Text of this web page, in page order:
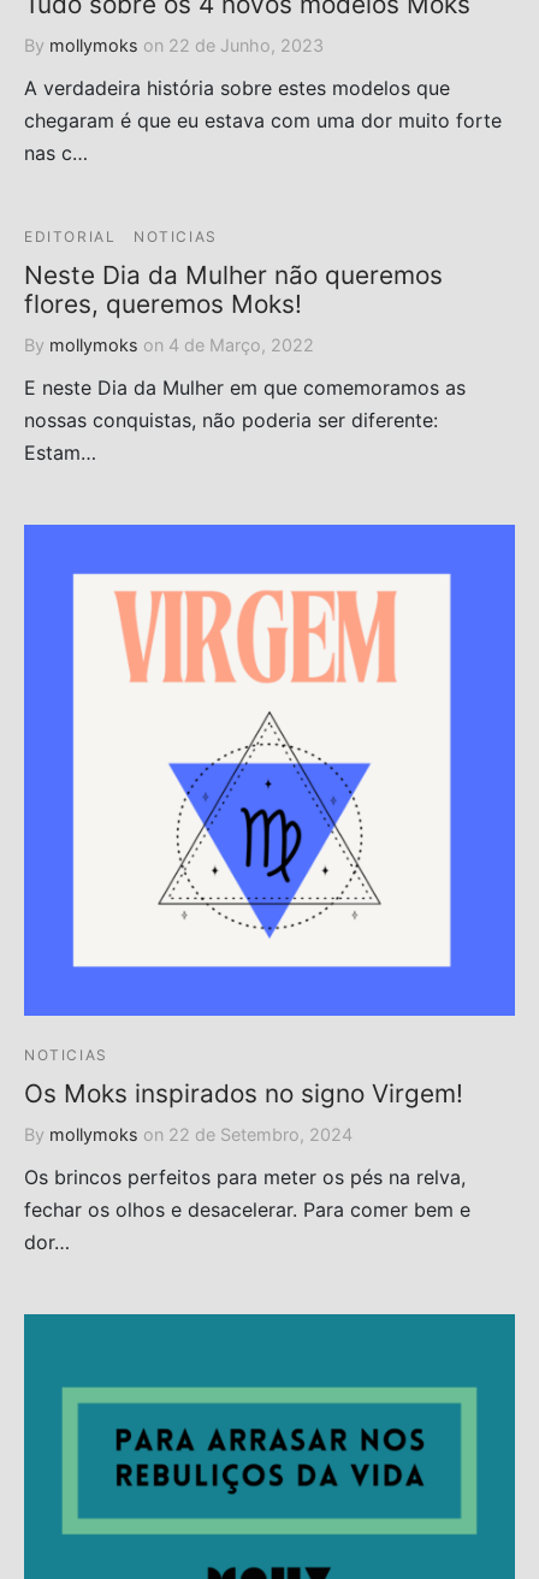
By mollymoks on 22 de Junho, 2023
A verdadeira história sobre estes modelos que
chegaram é que eu estava com uma dor muito forte
nas c…
EDITORIAL NOTICIAS
Neste Dia da Mulher não queremos
flores, queremos Moks!
By mollymoks on 4 de Março, 2022
E neste Dia da Mulher em que comemoramos as
nossas conquistas, não poderia ser diferente:
Estam…
NOTICIAS
Os Moks inspirados no signo Virgem!
By mollymoks on 22 de Setembro, 2024
Os brincos perfeitos para meter os pés na relva,
fechar os olhos e desacelerar. Para comer bem e
dor…